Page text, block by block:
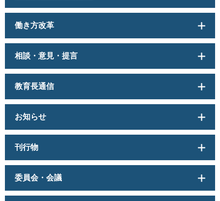
働き方改革
相談・意見・提言
教育長通信
お知らせ
刊行物
委員会・会議